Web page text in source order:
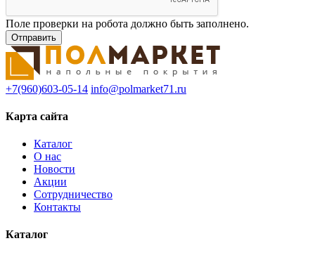
Поле проверки на робота должно быть заполнено.
+7(960)603-05-14 info@polmarket71.ru
Карта сайта
Каталог
О нас
Новости
Акции
Сотрудничество
Контакты
Каталог